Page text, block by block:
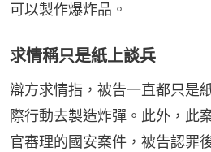
可以製作爆炸品。
求情稱只是紙上談兵
辯方求情指，被告一直都只是
際行動去製造炸彈。此外，此
官審理的國安案件，被告認罪